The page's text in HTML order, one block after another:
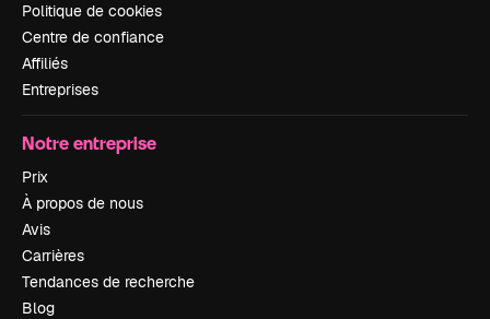
Politique de cookies
Centre de confiance
Affiliés
Entreprises
Notre entreprise
Prix
À propos de nous
Avis
Carrières
Tendances de recherche
Blog